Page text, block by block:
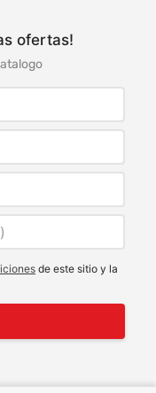
ofertas!
de este sitio y la